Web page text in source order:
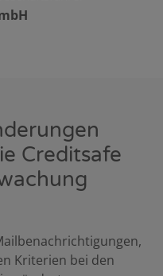
Creditsafe
Kriterien bei den